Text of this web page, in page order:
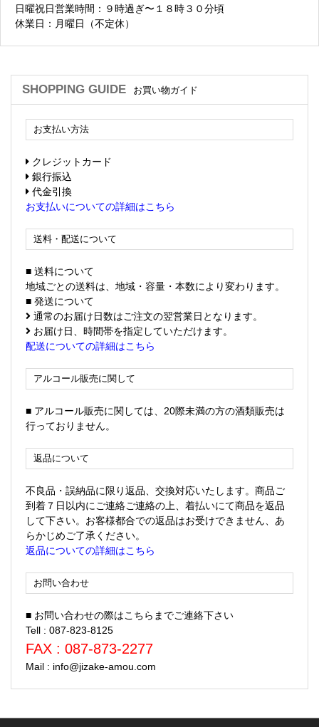
日曜祝日営業時間：９時過ぎ〜１８時３０分頃
休業日：月曜日（不定休）
SHOPPING GUIDE お買い物ガイド
お支払い方法
クレジットカード
銀行振込
代金引換
お支払いについての詳細はこちら
送料・配送について
■ 送料について
地域ごとの送料は、地域・容量・本数により変わります。
■ 発送について
通常のお届け日数はご注文の翌営業日となります。
お届け日、時間帯を指定していただけます。
配送についての詳細はこちら
アルコール販売に関して
■ アルコール販売に関しては、20際未満の方の酒類販売は
行っておりません。
返品について
不良品・誤納品に限り返品、交換対応いたします。商品ご
到着７日以内にご連絡ご連絡の上、着払いにて商品を返品
して下さい。お客様都合での返品はお受けできません、あ
らかじめご了承ください。
返品についての詳細はこちら
お問い合わせ
■ お問い合わせの際はこちらまでご連絡下さい
Tell : 087-823-8125
FAX : 087-873-2277
Mail : info@jizake-amou.com